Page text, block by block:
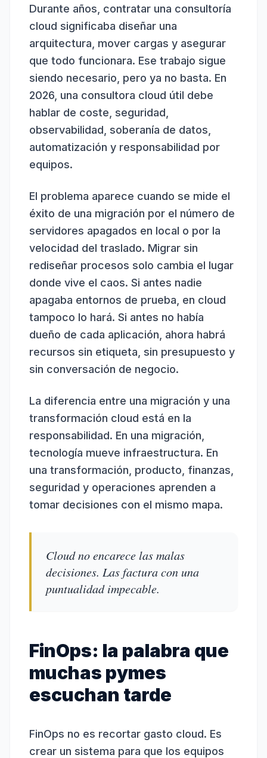
Durante años, contratar una consultoría
cloud significaba diseñar una
arquitectura, mover cargas y asegurar
que todo funcionara. Ese trabajo sigue
siendo necesario, pero ya no basta. En
2026, una consultora cloud útil debe
hablar de coste, seguridad,
observabilidad, soberanía de datos,
automatización y responsabilidad por
equipos.
El problema aparece cuando se mide el
éxito de una migración por el número de
servidores apagados en local o por la
velocidad del traslado. Migrar sin
rediseñar procesos solo cambia el lugar
donde vive el caos. Si antes nadie
apagaba entornos de prueba, en cloud
tampoco lo hará. Si antes no había
dueño de cada aplicación, ahora habrá
recursos sin etiqueta, sin presupuesto y
sin conversación de negocio.
La diferencia entre una migración y una
transformación cloud está en la
responsabilidad. En una migración,
tecnología mueve infraestructura. En
una transformación, producto, finanzas,
seguridad y operaciones aprenden a
tomar decisiones con el mismo mapa.
Cloud no encarece las malas
decisiones. Las factura con una
puntualidad impecable.
FinOps: la palabra que
muchas pymes
escuchan tarde
FinOps no es recortar gasto cloud. Es
crear un sistema para que los equipos